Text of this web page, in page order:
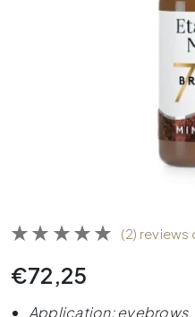
(2) reviews
€72,25
Application: eyebrows